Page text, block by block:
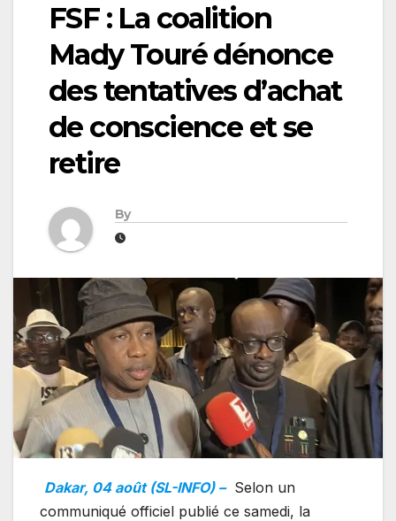
FSF : La coalition
Mady Touré dénonce
des tentatives d’achat
de conscience et se
retire
By
Dakar, 04 août (SL-INFO) – Selon un
communiqué officiel publié ce samedi, la